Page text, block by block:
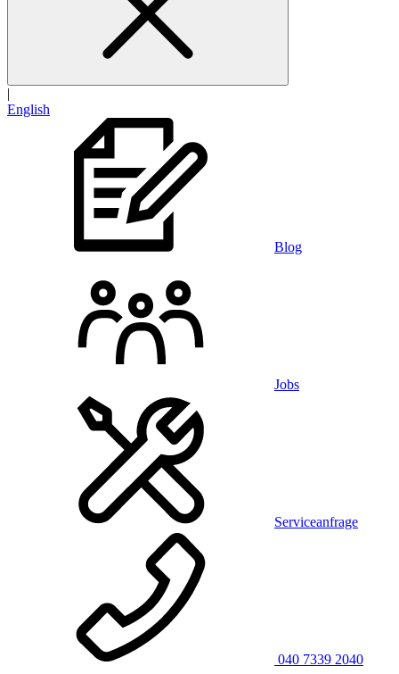
|
English
Blog
Jobs
Serviceanfrage
040 7339 2040